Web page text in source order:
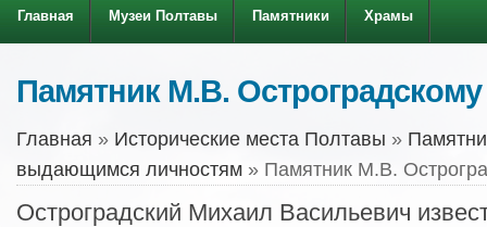
Главная Музеи Полтавы Памятники Храмы
Памятник М.В. Остроградскому
Главная » Исторические места Полтавы »
выдающимся личностям » Памятник М.В.
Остроградский Михаил Васильевич